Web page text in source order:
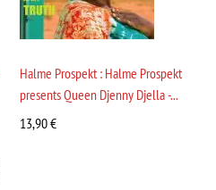
Halme Prospekt : Halme Prospekt
presents Queen Djenny Djella -...
13,90€